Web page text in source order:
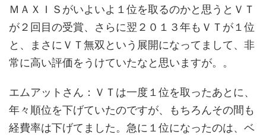
ＭＡＸＩＳがいよいよ１位を取るのかと思うとＶＴ
が２回目の受賞、さらに翌２０１３年もＶＴが１位
と、まさにＶＴ無双という展開になってまして、非
常に高い評価をうけていたなと思いますが。。
エムアットさん：ＶＴは一度１位を取ったあとに、
年々順位を下げていたのですが、もちろんその間も
経費率は下げてました。急に１位になったのは、ベ